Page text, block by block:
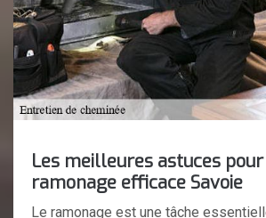
Les meilleures astuces
ramonage efficace Savoie
Le ramonage est une tâche